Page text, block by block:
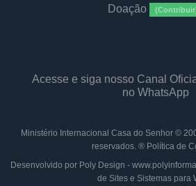
Doação
Acesse e siga nosso Canal
no WhatsApp
Ministério Internacional Casa do Senhor©
reservados. ® Política de
Desenvolvido por Poly Design -
de Sites e Sistemas para